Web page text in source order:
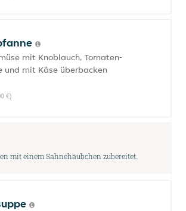
mit Knoblauch, Tomaten-
und mit Käse überbacken
€)
mit einem Sahnehäubchen zubereitet.